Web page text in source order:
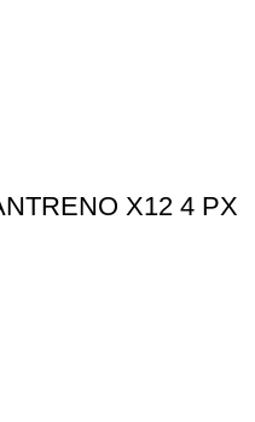
X12 4 PX